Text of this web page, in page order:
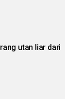
utan liar dari